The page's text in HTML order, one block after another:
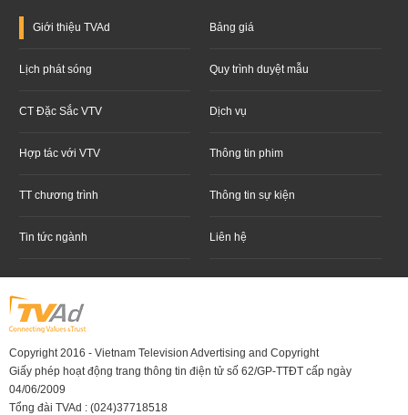
Giới thiệu TVAd Bảng giá
Lịch phát sóng Quy trình duyệt mẫu
CT Đặc Sắc VTV Dịch vụ
Hợp tác với VTV Thông tin phim
TT chương trình Thông tin sự kiện
Tin tức ngành Liên hệ
Copyright 2016 - Vietnam Television Advertising and Copyright
Giấy phép hoạt động trang thông tin điện tử số 62/GP-TTĐT cấp ngày
04/06/2009
Tổng đài TVAd : (024)37718518